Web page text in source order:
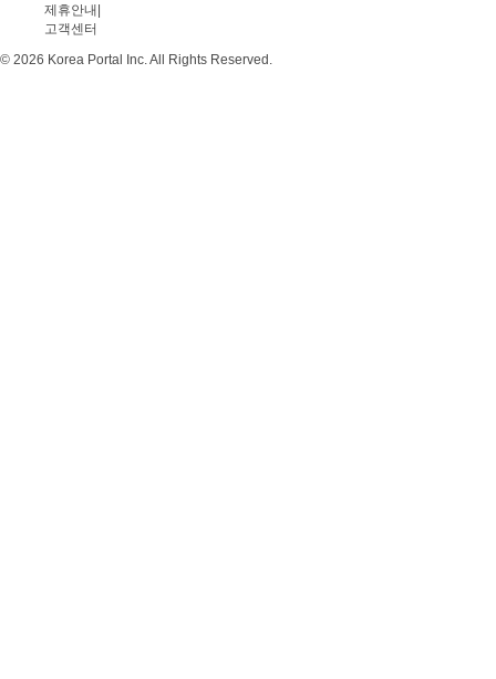
제휴안내
고객센터
© 2026 Korea Portal Inc. All Rights Reserved.